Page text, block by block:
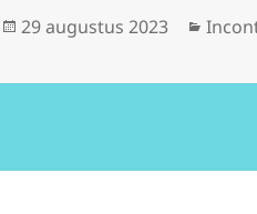
Geplaatst
29 augustus 2023